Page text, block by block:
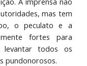
mas tem
o peculato e a
fortes para
levantar todos os
pundonorosos.